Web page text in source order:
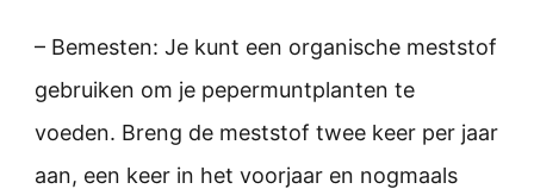
– Bemesten: Je kunt een organische meststof
gebruiken om je pepermuntplanten te
voeden. Breng de meststof twee keer per jaar
aan, een keer in het voorjaar en nogmaals